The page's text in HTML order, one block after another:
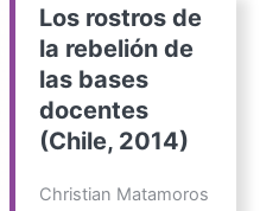
Los rostros de
la rebelión de
las bases
docentes
(Chile, 2014)
Christian Matamoros